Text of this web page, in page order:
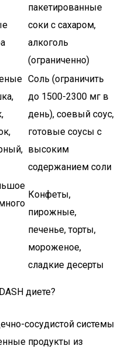
пакетированные
соки с сахаром,
алкоголь
(ограниченно)
Соль (ограничить
до 1500-2300 мг в
день), соевый соус,
готовые соусы с
высоким
содержанием соли
Конфеты,
пирожные,
печенье, торты,
мороженое,
сладкие десерты
диете?
сосудистой системы
продукты из